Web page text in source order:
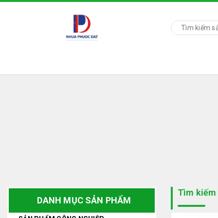
Tìm kiếm
DANH MỤC SẢN PHẨM